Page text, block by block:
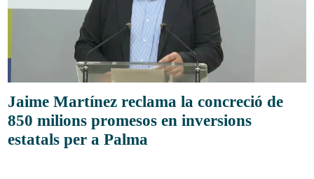
Jaime Martínez reclama la concreció de
850 milions promesos en inversions
estatals per a Palma